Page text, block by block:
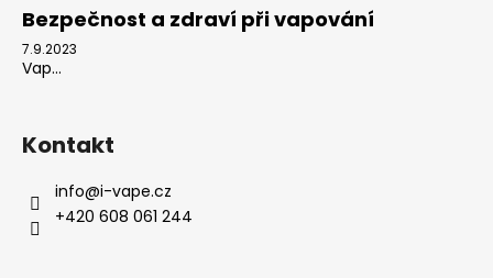
Bezpečnost a zdraví při vapování
7.9.2023
Vap...
Kontakt
info@i-vape.cz
+420 608 061 244